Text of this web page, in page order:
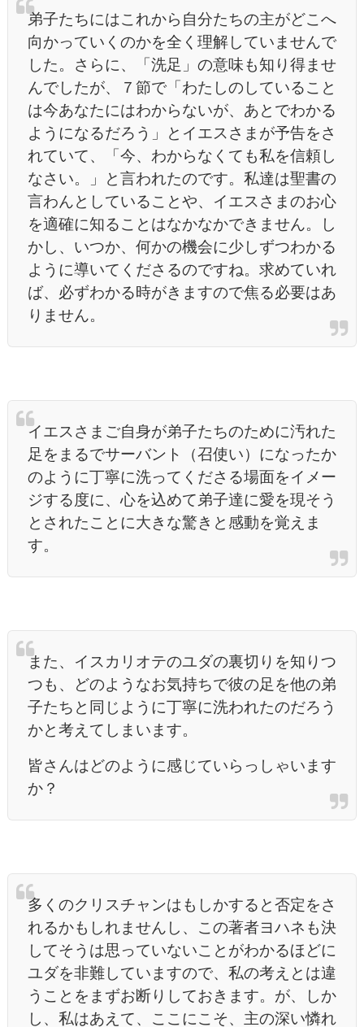
弟子たちにはこれから自分たちの主がどこへ
向かっていくのかを全く理解していませんで
した。さらに、「洗足」の意味も知り得ませ
んでしたが、７節で「わたしのしていること
は今あなたにはわからないが、あとでわかる
ようになるだろう」とイエスさまが予告をさ
れていて、「今、わからなくても私を信頼し
なさい。」と言われたのです。私達は聖書の
言わんとしていることや、イエスさまのお心
を適確に知ることはなかなかできません。し
かし、いつか、何かの機会に少しずつわかる
ように導いてくださるのですね。求めていれ
ば、必ずわかる時がきますので焦る必要はあ
りません。
イエスさまご自身が弟子たちのために汚れた
足をまるでサーバント（召使い）になったか
のように丁寧に洗ってくださる場面をイメー
ジする度に、心を込めて弟子達に愛を現そう
とされたことに大きな驚きと感動を覚えま
す。
また、イスカリオテのユダの裏切りを知りつ
つも、どのようなお気持ちで彼の足を他の弟
子たちと同じように丁寧に洗われたのだろう
かと考えてしまいます。
皆さんはどのように感じていらっしゃいます
か？
多くのクリスチャンはもしかすると否定をさ
れるかもしれませんし、この著者ヨハネも決
してそうは思っていないことがわかるほどに
ユダを非難していますので、私の考えとは違
うことをまずお断りしておきます。が、しか
し、私はあえて、ここにこそ、主の深い憐れ